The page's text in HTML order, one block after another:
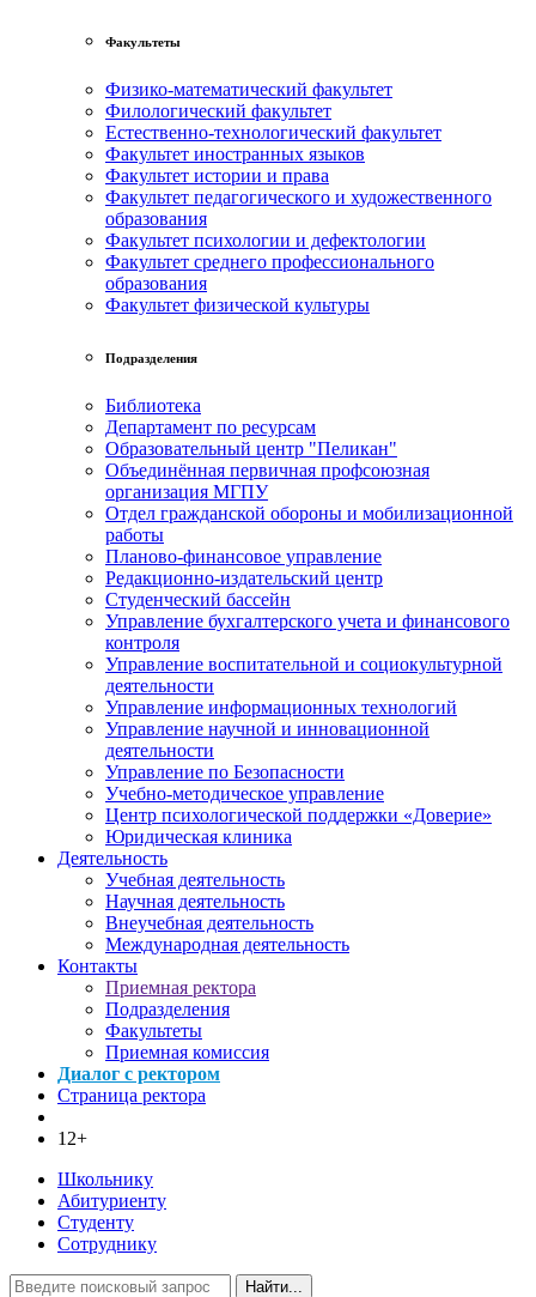
Факультеты
Физико-математический факультет
Филологический факультет
Естественно-технологический факультет
Факультет иностранных языков
Факультет истории и права
Факультет педагогического и художественного
образования
Факультет психологии и дефектологии
Факультет среднего профессионального
образования
Факультет физической культуры
Подразделения
Библиотека
Департамент по ресурсам
Образовательный центр "Пеликан"
Объединённая первичная профсоюзная
организация МГПУ
Отдел гражданской обороны и мобилизационной
работы
Планово-финансовое управление
Редакционно-издательский центр
Студенческий бассейн
Управление бухгалтерского учета и финансового
контроля
Управление воспитательной и социокультурной
деятельности
Управление информационных технологий
Управление научной и инновационной
деятельности
Управление по Безопасности
Учебно-методическое управление
Центр психологической поддержки «Доверие»
Юридическая клиника
Деятельность
Учебная деятельность
Научная деятельность
Внеучебная деятельность
Международная деятельность
Контакты
Приемная ректора
Подразделения
Факультеты
Приемная комиссия
Диалог с ректором
Страница ректора
12+
Школьнику
Абитуриенту
Студенту
Сотруднику
Найти...